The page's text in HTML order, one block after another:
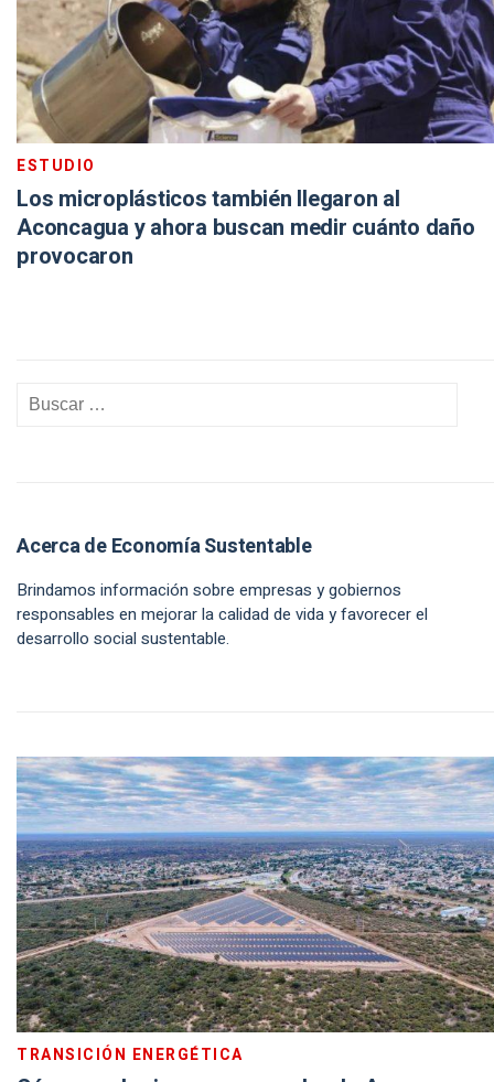
ESTUDIO
Los microplásticos también llegaron al
Aconcagua y ahora buscan medir cuánto daño
provocaron
Acerca de Economía Sustentable
Brindamos información sobre empresas y gobiernos
responsables en mejorar la calidad de vida y favorecer el
desarrollo social sustentable.
TRANSICIÓN ENERGÉTICA